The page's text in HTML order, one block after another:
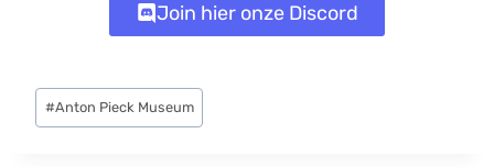
Join hier onze Discord
Bericht
tags:
#Anton Pieck Museum